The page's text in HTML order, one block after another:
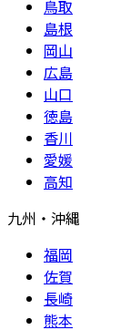
鳥取
島根
岡山
広島
山口
徳島
香川
愛媛
高知
九州・沖縄
福岡
佐賀
長崎
熊本